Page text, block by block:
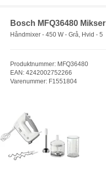
Bosch MFQ36480 Mikser
Håndmixer - 450 W - Grå, Hvid - 5
Produktnummer: MFQ36480
EAN: 4242002752266
Varenummer: F1551804